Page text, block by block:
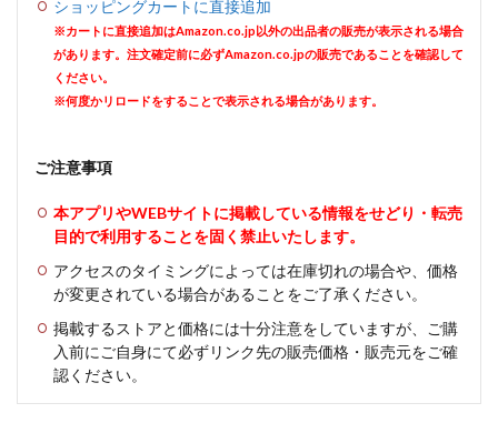
ショッピングカートに直接追加
※カートに直接追加はAmazon.co.jp以外の出品者の販売が表示される場合
があります。注文確定前に必ずAmazon.co.jpの販売であることを確認して
ください。
※何度かリロードをすることで表示される場合があります。
ご注意事項
本アプリやWEBサイトに掲載している情報をせどり・転売
目的で利用することを固く禁止いたします。
アクセスのタイミングによっては在庫切れの場合や、価格
が変更されている場合があることをご了承ください。
掲載するストアと価格には十分注意をしていますが、ご購
入前にご自身にて必ずリンク先の販売価格・販売元をご確
認ください。